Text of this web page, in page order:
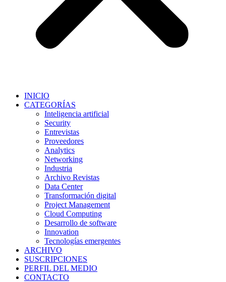
INICIO
CATEGORÍAS
Inteligencia artificial
Security
Entrevistas
Proveedores
Analytics
Networking
Industria
Archivo Revistas
Data Center
Transformación digital
Project Management
Cloud Computing
Desarrollo de software
Innovation
Tecnologías emergentes
ARCHIVO
SUSCRIPCIONES
PERFIL DEL MEDIO
CONTACTO